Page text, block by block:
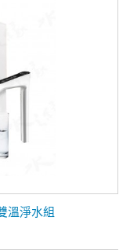
溫淨水組